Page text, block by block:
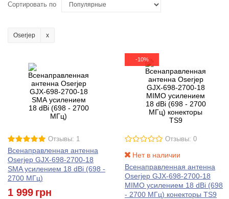
Сортировать по
Oserjep
Отзывы: 1
Всенаправленная антенна
Oserjep GJX-698-2700-18
SMA усилением 18 dBi (698 -
2700 МГц)
1 999 грн
-10%
Отзывы: 0
Нет в наличии
Всенаправленная антенна
Oserjep GJX-698-2700-18
MIMO усилением 18 dBi (698
- 2700 МГц) конекторы TS9